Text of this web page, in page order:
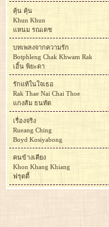
คุ้น คุ้น
Khun Khun
แหนม รณเดช
บทเพลงจากความรัก
Botphleng Chak Khwam Rak
เอิ้น พิยะดา
รักแท้ในใจเธอ
Rak Thae Nai Chai Thoe
แกงส้ม ธนทัต
เรื่องจริง
Rueang Ching
Boyd Kosiyabong
คนข้างเคียง
Khon Khang Khiang
ฟรุตตี้